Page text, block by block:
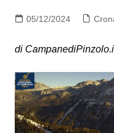
05/12/2024
di